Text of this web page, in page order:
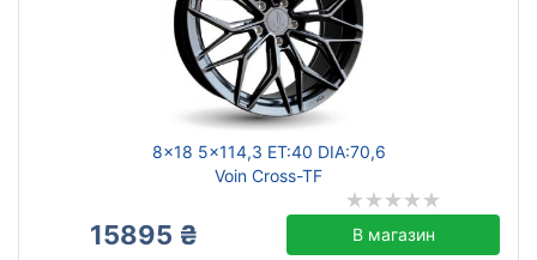
8x18 5x114,3 ET:40 DIA:70,6
Voin Cross-TF
15895 ₴ В магазин